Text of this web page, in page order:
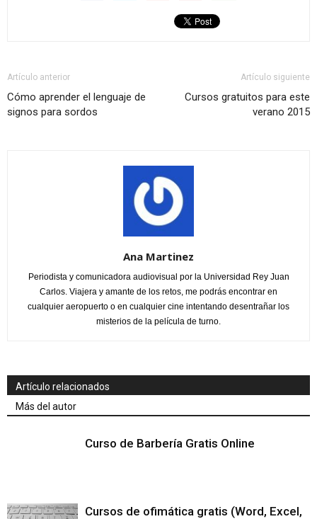
Artículo anterior
Cómo aprender el lenguaje de
signos para sordos
Artículo siguiente
Cursos gratuitos para este
verano 2015
Ana Martinez
Periodista y comunicadora audiovisual por la Universidad Rey Juan
Carlos. Viajera y amante de los retos, me podrás encontrar en
cualquier aeropuerto o en cualquier cine intentando desentrañar los
misterios de la película de turno.
Artículo relacionados
Más del autor
Curso de Barbería Gratis Online
Cursos de ofimática gratis (Word, Excel,